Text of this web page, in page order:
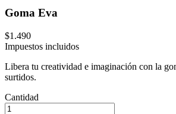
Goma Eva
$1.490
Impuestos incluidos
Libera tu creatividad e imaginación con la
surtidos.
Cantidad